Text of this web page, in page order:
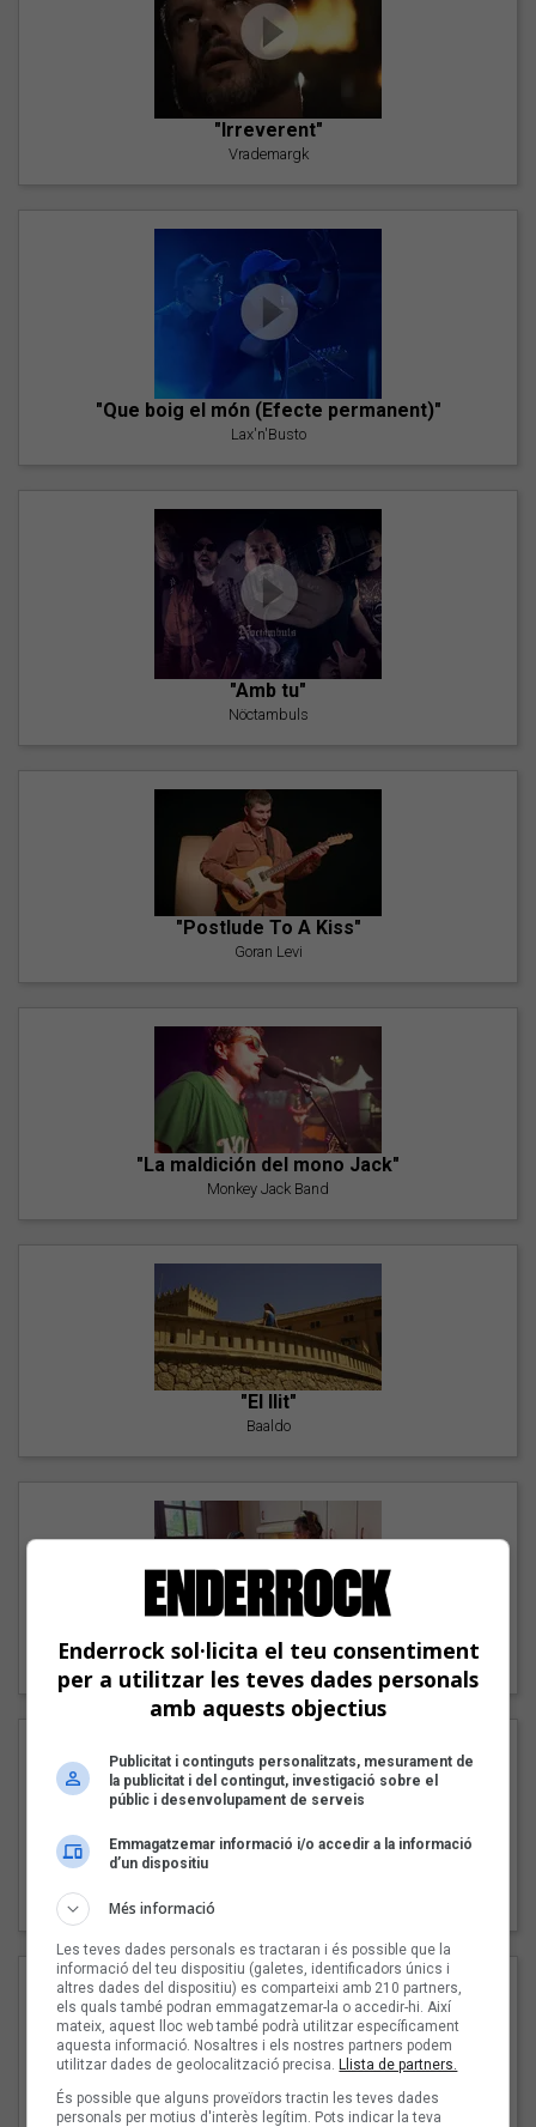
"Irreverent"
Vrademargk
"Que boig el món (Efecte permanent)"
Lax'n'Busto
"Amb tu"
Nöctambuls
"Postlude To A Kiss"
Goran Levi
"La maldición del mono Jack"
Monkey Jack Band
"El llit"
Baaldo
"Lo bueno y lo malo"
Carmen y María
Pep Álvarez amb Joan Muntaner (Xanguito)
Enderrock sol·licita el teu consentiment
per a utilitzar les teves dades personals
amb aquests objectius
Publicitat i continguts personalitzats, mesurament de
la publicitat i del contingut, investigació sobre el
públic i desenvolupament de serveis
Emmagatzemar informació i/o accedir a la informació
d’un dispositiu
Més informació
Les teves dades personals es tractaran i és possible que la
informació del teu dispositiu (galetes, identificadors únics i
altres dades del dispositiu) es comparteixi amb 210 partners,
els quals també podran emmagatzemar-la o accedir-hi. Així
mateix, aquest lloc web també podrà utilitzar específicament
aquesta informació. Nosaltres i els nostres partners podem
utilitzar dades de geolocalització precisa. Llista de partners.
És possible que alguns proveïdors tractin les teves dades
personals per motius d'interès legítim. Pots indicar la teva